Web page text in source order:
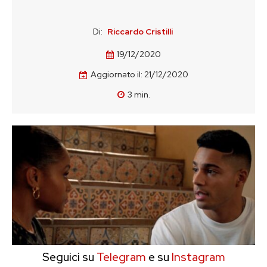
Di: Riccardo Cristilli
19/12/2020
Aggiornato il: 21/12/2020
3 min.
Seguici su Telegram e su Instagram